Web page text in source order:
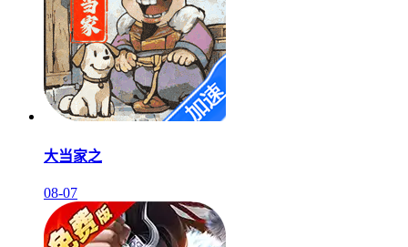
大当家之
08-07